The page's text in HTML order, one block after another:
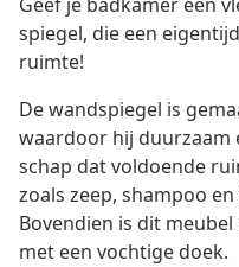
spiegel, die een
ruimte!
De wandspiegel is
waardoor hij duurzaam
schap dat voldoende
zoals zeep, shampoo
Bovendien is dit
met een vochtige doek.